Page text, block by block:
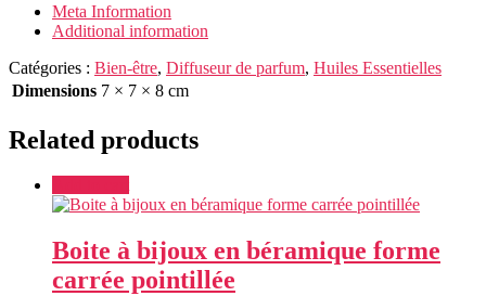
Meta Information
Additional information
Catégories : Bien-être, Diffuseur de parfum, Huiles Essentielles
Dimensions 7 × 7 × 8 cm
Related products
Boite à bijoux en béramique forme
carrée pointillée